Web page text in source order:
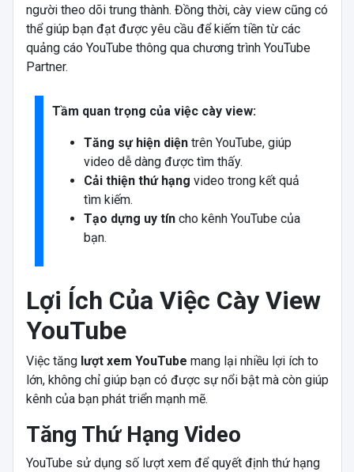
người theo dõi trung thành. Đồng thời, cày view cũng có
thể giúp bạn đạt được yêu cầu để kiếm tiền từ các
quảng cáo YouTube thông qua chương trình YouTube
Partner.
Tầm quan trọng của việc cày view:
Tăng sự hiện diện trên YouTube, giúp
video dễ dàng được tìm thấy.
Cải thiện thứ hạng video trong kết quả
tìm kiếm.
Tạo dựng uy tín cho kênh YouTube của
bạn.
Lợi Ích Của Việc Cày View
YouTube
Việc tăng lượt xem YouTube mang lại nhiều lợi ích to
lớn, không chỉ giúp bạn có được sự nổi bật mà còn giúp
kênh của bạn phát triển mạnh mẽ.
Tăng Thứ Hạng Video
YouTube sử dụng số lượt xem để quyết định thứ hạng